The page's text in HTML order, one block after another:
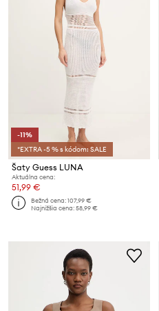
-11%
*EXTRA -5 % s kódom: SALE
Šaty Guess LUNA
Aktuálna cena:
51,99 €
Bežná cena:107,99 €
Najnižšia cena:58,99 €